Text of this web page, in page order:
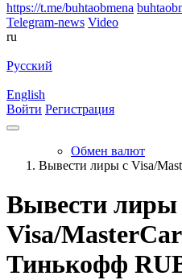
https://t.me/buhtaobmena
Telegram-news Video
ru
Русский
English
Войти Регистрация
Обмен валют
Вывести лиры с Visa/
Вывести лиры
Visa/
Тинькофф